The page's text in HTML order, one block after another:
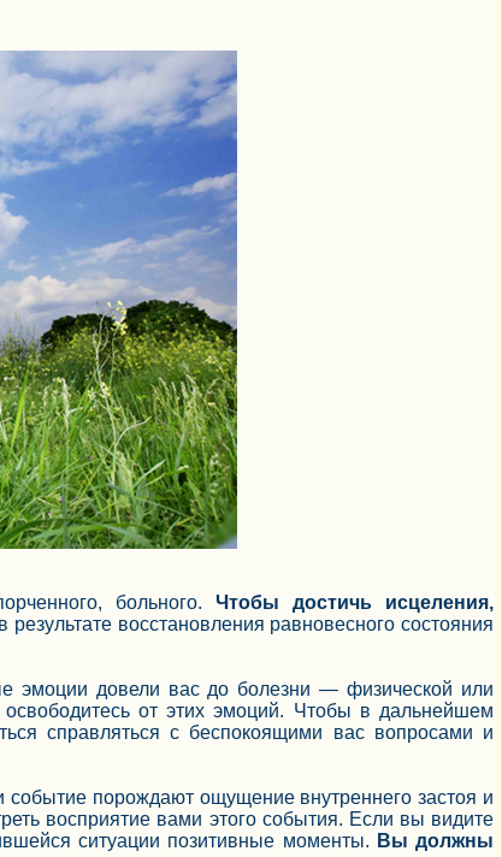
больного. Чтобы достичь исцеления,
восстановления равновесного состояния
эмоции довели вас до болезни — физической или
от этих эмоций. Чтобы в дальнейшем
справляться с беспокоящими вас вопросами и
событие порождают ощущение внутреннего застоя и
восприятие вами этого события. Если вы видите
ситуации позитивные моменты. Вы должны